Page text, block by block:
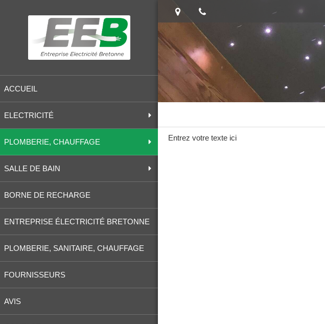
ACCUEIL
ELECTRICITÉ
PLOMBERIE, CHAUFFAGE
SALLE DE BAIN
BORNE DE RECHARGE
ENTREPRISE ÉLECTRICITÉ BRETONNE
PLOMBERIE, SANITAIRE, CHAUFFAGE
FOURNISSEURS
AVIS
Entrez votre texte ici